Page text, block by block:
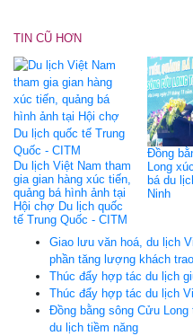
TIN CŨ HƠN
Du lịch Việt Nam tham
gia gian hàng xúc tiến,
quảng bá hình ảnh tại
Hội chợ Du lịch quốc
tế Trung Quốc - CITM
Đồng
Long
bá du
Ninh
Giao lưu văn hoá, du lịch
phần tăng lượng khách
Thúc đẩy hợp tác du lịch
Thúc đẩy hợp tác du lịch
Đồng bằng sông Cửu
du lịch tiềm năng